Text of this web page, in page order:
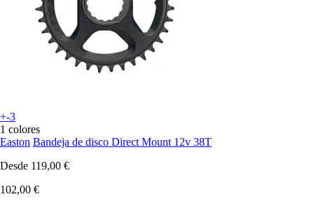
+-3
1 colores
Easton Bandeja de disco Direct Mount 12v 38T
Desde 119,00 €
102,00 €